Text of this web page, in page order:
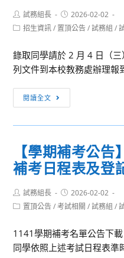
Post
author:
試務組長
Post
published:
2026-02-02
Post招生資訊 / 置頂公告 / 試務組 /
錄取同學請於 2 月 4 日（
列文件到本校教務處辦理報
閱讀全文
學
考
單】
114
年
度
二
學
【學期補考公
補考日程表及登
Post
author:
試務組長
Post
published:
2026-02-02
Post置頂公告 / 考試相關 / 試務組 /
1141學期補考名單公告下
同學依照上述考試日程表準